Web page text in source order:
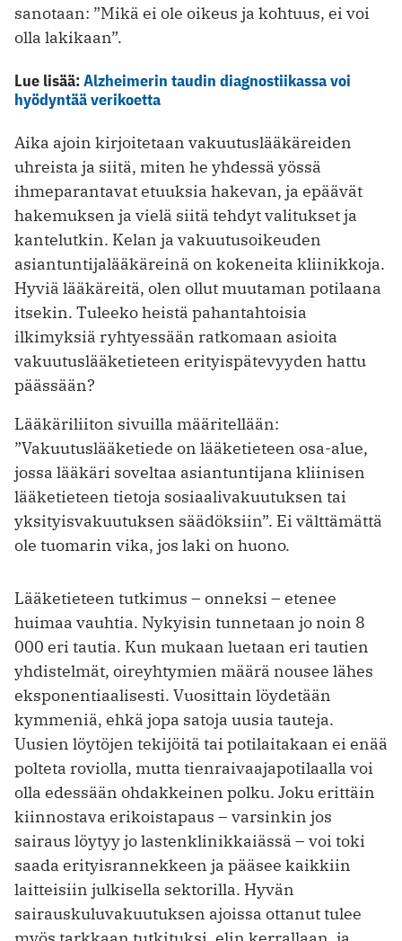
sanotaan: ”Mikä ei ole oikeus ja kohtuus, ei voi
olla lakikaan”.
Lue lisää:Alzheimerin taudin diagnostiikassa voi
hyödyntää verikoetta
Aika ajoin kirjoitetaan vakuutuslääkäreiden
uhreista ja siitä, miten he yhdessä yössä
ihmeparantavat etuuksia hakevan, ja epäävät
hakemuksen ja vielä siitä tehdyt valitukset ja
kantelutkin. Kelan ja vakuutusoikeuden
asiantuntijalääkäreinä on kokeneita kliinikkoja.
Hyviä lääkäreitä, olen ollut muutaman potilaana
itsekin. Tuleeko heistä pahantahtoisia
ilkimyksiä ryhtyessään ratkomaan asioita
vakuutuslääketieteen erityispätevyyden hattu
päässään?
Lääkäriliiton sivuilla määritellään:
”Vakuutuslääketiede on lääketieteen osa-alue,
jossa lääkäri soveltaa asiantuntijana kliinisen
lääketieteen tietoja sosiaalivakuutuksen tai
yksityisvakuutuksen säädöksiin”. Ei välttämättä
ole tuomarin vika, jos laki on huono.
Lääketieteen tutkimus – onneksi – etenee
huimaa vauhtia. Nykyisin tunnetaan jo noin 8
000 eri tautia. Kun mukaan luetaan eri tautien
yhdistelmät, oireyhtymien määrä nousee lähes
eksponentiaalisesti. Vuosittain löydetään
kymmeniä, ehkä jopa satoja uusia tauteja.
Uusien löytöjen tekijöitä tai potilaitakaan ei enää
polteta roviolla, mutta tienraivaajapotilaalla voi
olla edessään ohdakkeinen polku. Joku erittäin
kiinnostava erikoistapaus – varsinkin jos
sairaus löytyy jo lastenklinikkaiässä – voi toki
saada erityisrannekkeen ja pääsee kaikkiin
laitteisiin julkisella sektorilla. Hyvän
sairauskuluvakuutuksen ajoissa ottanut tulee